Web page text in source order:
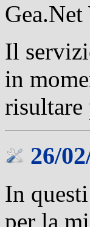
Il
in
risultare
26/
In
per la